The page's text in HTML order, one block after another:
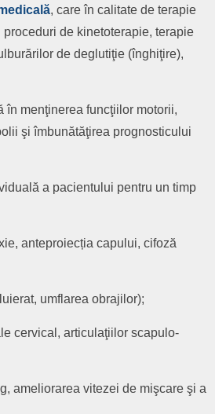
, care în calitate de terapie
de kinetoterapie, terapie
de deglutiţie (înghiţire),
în menţinerea funcţiilor motorii,
şi îmbunătăţirea prognosticului
a pacientului pentru un timp
anteproiecția capului, cifoză
umflarea obrajilor);
cervical, articulaţiilor scapulo-
ameliorarea vitezei de mişcare şi a